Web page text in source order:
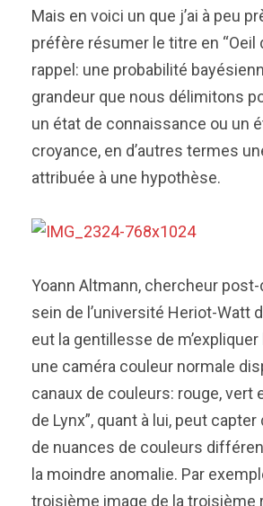
Mais en voici un que j’ai à peu
préfère résumer le titre en “Oeil
rappel: une probabilité
grandeur que nous délimitons
un état de connaissance ou un
croyance, en d’autres termes
attribuée à une hypothèse.
Yoann Altmann, chercheur
sein de l’université Heriot-Watt
eut la gentillesse de m’expliquer
une caméra couleur normale
canaux de couleurs: rouge, vert
de Lynx”, quant à lui, peut
de nuances de couleurs
la moindre anomalie. Par
troisième image de la troisième